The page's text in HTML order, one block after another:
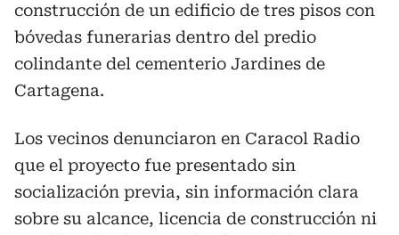
construcción de un edificio de tres pisos con
bóvedas funerarias dentro del predio
colindante del cementerio Jardines de
Cartagena.
Los vecinos denunciaron en Caracol Radio
que el proyecto fue presentado sin
socialización previa, sin información clara
sobre su alcance, licencia de construcción ni